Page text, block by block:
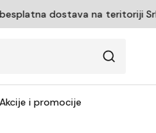
dostava na teritoriji
Akcije i promocije